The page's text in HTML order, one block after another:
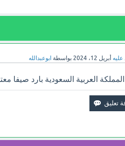
عليه أبريل 12، 2024 بواسطة ابوعبدالله
العربية السعودية بارد صيفا